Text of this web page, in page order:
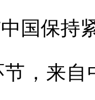
国保持
来自